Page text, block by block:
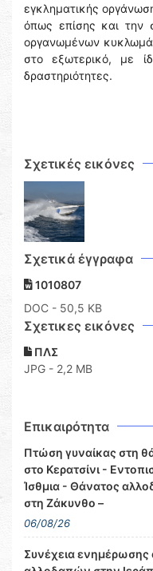
εγκληματικής
όπως επίσης και την
οργανωμένων
στο εξωτερικό, με
δραστηριότητες.
Σχετικές εικόνες
Σχετικά έγγραφα
1010807
DOC - 50,5 KB
Σχετικες εικόνες
ΠΛΣ
JPG - 2,2 MB
Επικαιρότητα
Πτώση γυναίκας στη
στο Κερατσίνι -
Ίσθμια - Θάνατος
στη Ζάκυνθο –
06/08/26
Συνέχεια ενημέρωσης